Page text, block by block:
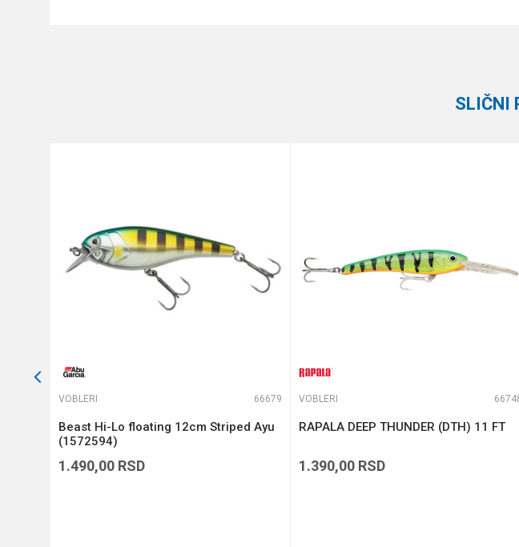
POŠALJI
SLIČNI
VOBLERI 66679
Beast Hi-Lo floating 12cm Striped Ayu
(1572594)
1.490,00 RSD
VOBLERI
RAPALA DEEP THUNDER (DTH) 11 FT
1.390,00 RSD